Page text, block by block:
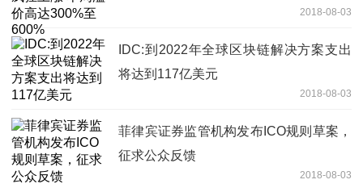
2018-08-03
IDC:到2022年全球区块链解决方案支出
将达到117亿美元
2018-08-03
菲律宾证券监管机构发布ICO规则草案，
征求公众反馈
2018-08-03